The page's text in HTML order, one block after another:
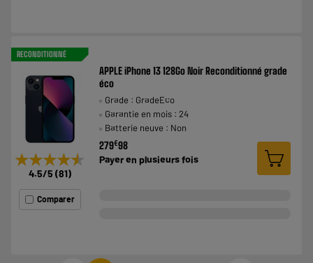
RECONDITIONNÉ
★★★★★
★★★★★
4.5/5 (81)
Comparer
APPLE iPhone 13 128Go Noir Reconditionné grade
éco
Grade : GradeEco
Garantie en mois : 24
Batterie neuve : Non
279€98
Payer en plusieurs fois